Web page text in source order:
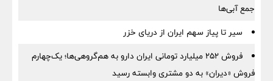
جمع آبی‌ها
سیر تا پیاز سهم ایران از دریای خزر
فروش ۲۵۲ میلیارد تومانی ایران دارو به هم‌گروهی‌ها؛ یک‌چهارم
فروش «دیران» به دو مشتری وابسته رسید